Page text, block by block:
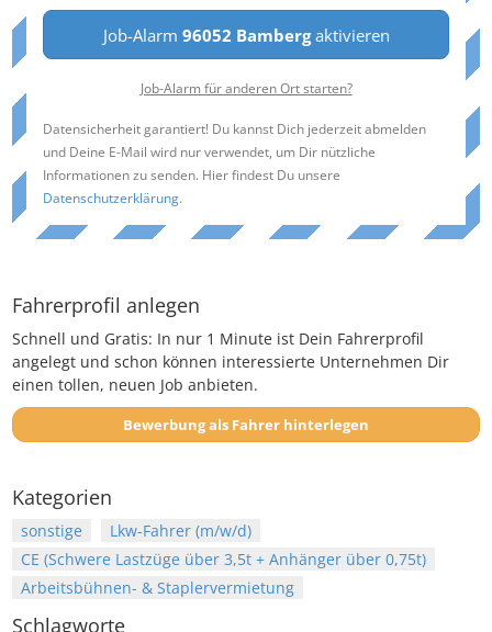
Job-Alarm 96052 Bambergaktivieren
Job-Alarm für anderen Ort starten?
Datensicherheit garantiert! Du kannst Dich jederzeit abmelden
und Deine E-Mail wird nur verwendet, um Dir nützliche
Informationen zu senden. Hier findest Du unsere
Datenschutzerklärung.
Fahrerprofil anlegen
Schnell und Gratis: In nur 1 Minute ist Dein Fahrerprofil
angelegt und schon können interessierte Unternehmen Dir
einen tollen, neuen Job anbieten.
Bewerbung als Fahrer hinterlegen
Kategorien
sonstige
Lkw-Fahrer (m/w/d)
CE (Schwere Lastzüge über 3,5t + Anhänger über 0,75t)
Arbeitsbühnen- & Staplervermietung
Schlagworte